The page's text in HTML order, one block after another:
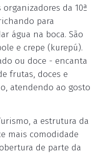
da 10ª
para
água na boca. São
e crepe (kurepú).
ou doce - encanta
frutas, doces e
atendendo ao gosto
a estrutura da
mais comodidade
de parte da